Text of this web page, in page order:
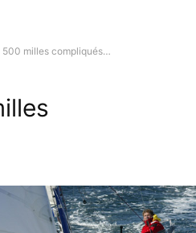
500 milles compliqués…